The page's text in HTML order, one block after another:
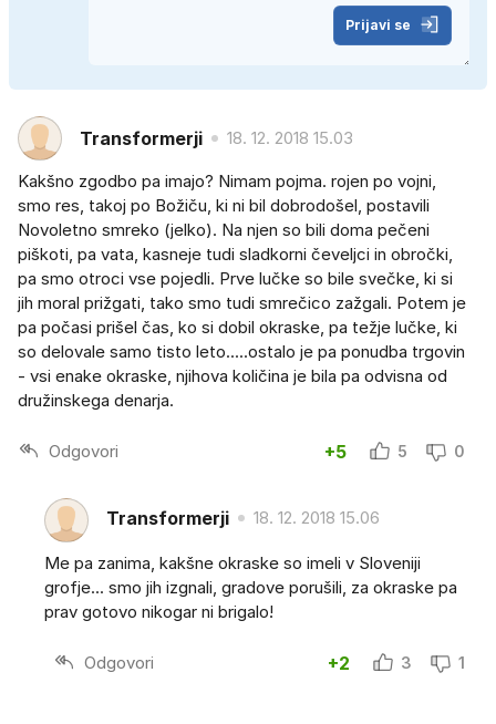
Prijavi se
Transformerji 18. 12. 2018 15.03
Kakšno zgodbo pa imajo? Nimam pojma. rojen po vojni,
smo res, takoj po Božiču, ki ni bil dobrodošel, postavili
Novoletno smreko (jelko). Na njen so bili doma pečeni
piškoti, pa vata, kasneje tudi sladkorni čeveljci in obročki,
pa smo otroci vse pojedli. Prve lučke so bile svečke, ki si
jih moral prižgati, tako smo tudi smrečico zažgali. Potem je
pa počasi prišel čas, ko si dobil okraske, pa težje lučke, ki
so delovale samo tisto leto.....ostalo je pa ponudba trgovin
- vsi enake okraske, njihova količina je bila pa odvisna od
družinskega denarja.
Odgovori +5 5 0
Transformerji 18. 12. 2018 15.06
Me pa zanima, kakšne okraske so imeli v Sloveniji
grofje... smo jih izgnali, gradove porušili, za okraske pa
prav gotovo nikogar ni brigalo!
Odgovori +2 3 1